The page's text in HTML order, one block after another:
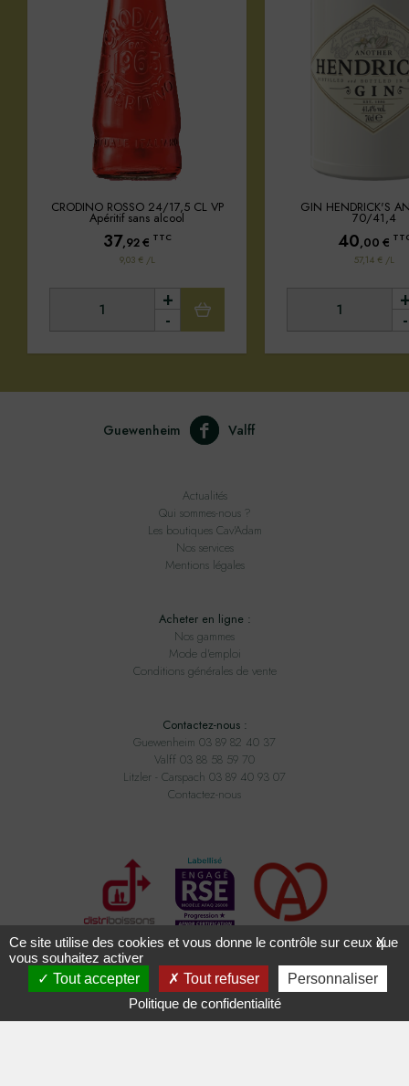
CRODINO ROSSO 24/17,5 CL VP
Apéritif sans alcool
37,92€ TTC
9,03 € /L
-
+
GIN HENDRICK'S
70/41,4
40,00 €
57,14 € /L
-
Guewenheim Valff
Actualités
Qui sommes-nous ?
Les boutiques Cav'Adam
Nos services
Mentions légales
Acheter en ligne :
Nos gammes
Mode d'emploi
Conditions générales de vente
Contactez-nous :
Guewenheim 03 89 82 40 37
Valff 03 88 58 59 70
Litzler - Carspach 03 89 40 93 07
Contactez-nous
Tous droits réservés ADAM BOISSONS - Conception2exviaavecMasteredit
X
Ce site utilise des cookies et vous donne le contrôle sur ceux que
vous souhaitez activer
Tout accepter
Tout refuser
Personnaliser
Politique de confidentialité